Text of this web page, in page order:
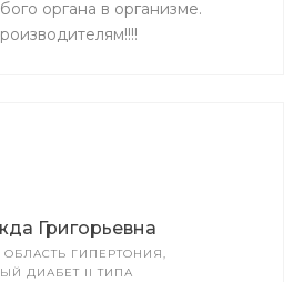
органа в организме.
Григорьевна
ГИПЕРТОНИЯ,
ДИАБЕТ II ТИПА